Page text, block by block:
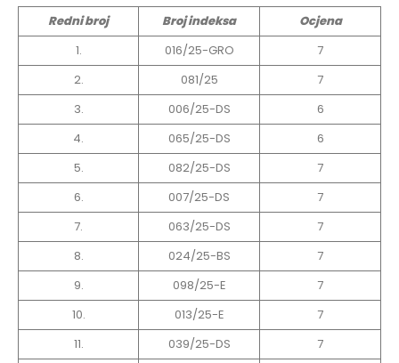
Redni broj Broj indeksa
Ocjena
1.
016/25-GRO
7
2.
081/25
7
3.
006/25-DS
6
4.
065/25-DS
6
5.
082/25-DS
7
6.
007/25-DS
7
7.
063/25-DS
7
8.
024/25-BS
7
9.
098/25-E
7
10.
013/25-E
7
11.
039/25-DS
7